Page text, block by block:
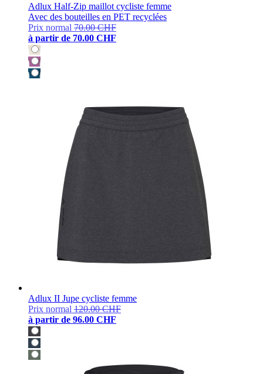
Adlux Half-Zip maillot cycliste femme
Avec des bouteilles en PET recyclées
Prix normal 70.00 CHF
à partir de 70.00 CHF
Adlux II Jupe cycliste femme
Prix normal 120.00 CHF
à partir de 96.00 CHF